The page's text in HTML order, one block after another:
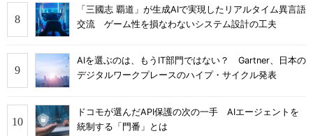
「三國志 覇道」が生成AIで実現したリアルタイム異言語
交流 ゲーム性を損なわないシステム設計の工夫
AIを選ぶのは、もうIT部門ではない？ Gartner、日本の
デジタルワークプレースのハイプ・サイクル発表
ドコモが選んだAPI保護の次の一手 AIエージェントを
統制する「門番」とは